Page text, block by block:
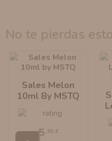
no te pierdas
Sales Melon
10ml By MSTQ
5 ,95 €